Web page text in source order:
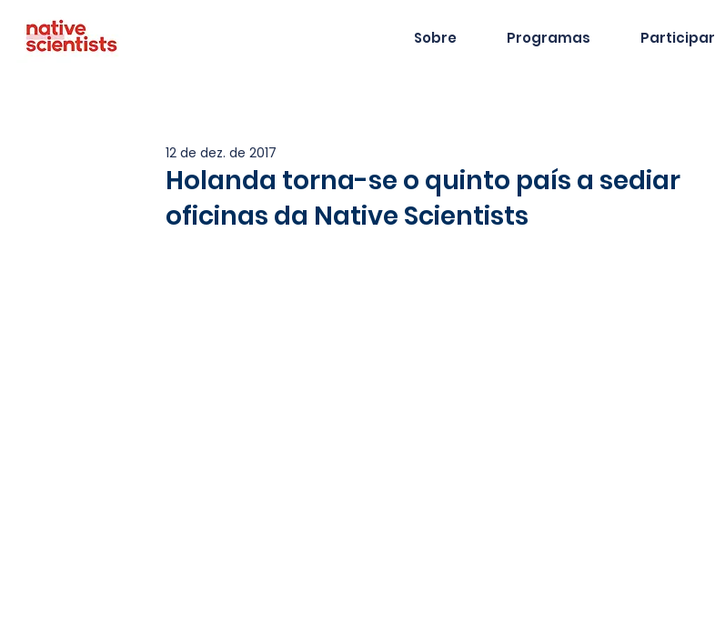
Sobre Programas Participar
Holanda torna-se o quinto país a sediar
oficinas da Native Scientists
12 de dez. de 2017